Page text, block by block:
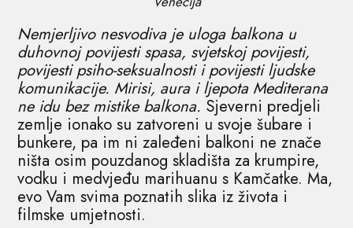
Nemjerljivo nesvodiva je uloga balkona u
duhovnoj povijesti spasa, svjetskoj povijesti,
povijesti psiho-seksualnosti i povijesti ljudske
komunikacije. Mirisi, aura i ljepota Mediterana
ne idu bez mistike balkona. Sjeverni predjeli
zemlje ionako su zatvoreni u svoje šubare i
bunkere, pa im ni zaleđeni balkoni ne znače
ništa osim pouzdanog skladišta za krumpire,
vodku i medvjeđu marihuanu s Kamčatke. Ma,
evo Vam svima poznatih slika iz života i
filmske umjetnosti.